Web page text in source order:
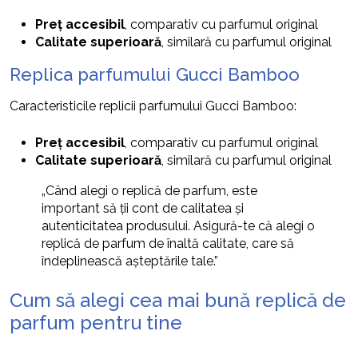
Preț accesibil, comparativ cu parfumul original
Calitate superioară, similară cu parfumul original
Replica parfumului Gucci Bamboo
Caracteristicile replicii parfumului Gucci Bamboo:
Preț accesibil, comparativ cu parfumul original
Calitate superioară, similară cu parfumul original
„Când alegi o replică de parfum, este
important să ții cont de calitatea și
autenticitatea produsului. Asigură-te că alegi o
replică de parfum de înaltă calitate, care să
îndeplinească așteptările tale.”
Cum să alegi cea mai bună replică de
parfum pentru tine